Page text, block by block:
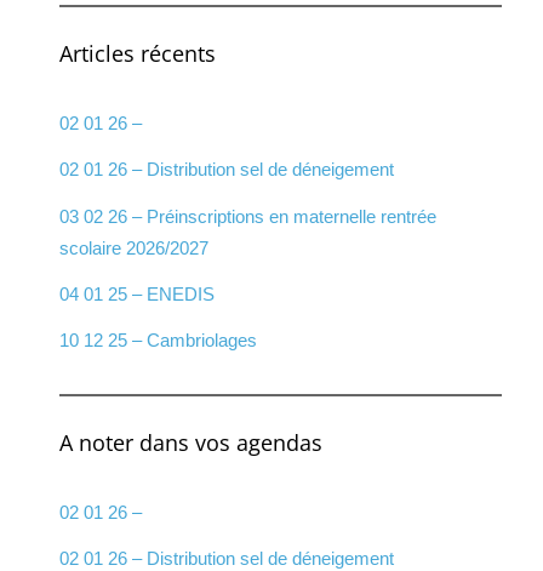
Articles récents
02 01 26 –
02 01 26 – Distribution sel de déneigement
03 02 26 – Préinscriptions en maternelle rentrée
scolaire 2026/2027
04 01 25 – ENEDIS
10 12 25 – Cambriolages
A noter dans vos agendas
02 01 26 –
02 01 26 – Distribution sel de déneigement